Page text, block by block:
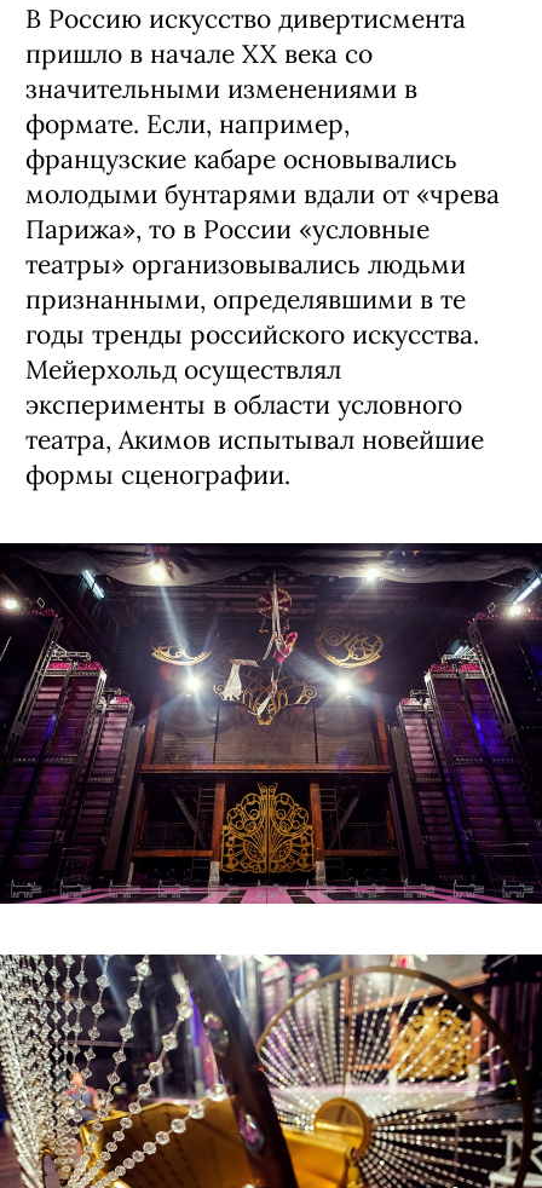
В Россию искусство дивертисмента
пришло в начале XX века со
значительными изменениями в
формате. Если, например,
французские кабаре основывались
молодыми бунтарями вдали от «чрева
Парижа», то в России «условные
театры» организовывались людьми
признанными, определявшими в те
годы тренды российского искусства.
Мейерхольд осуществлял
эксперименты в области условного
театра, Акимов испытывал новейшие
формы сценографии.